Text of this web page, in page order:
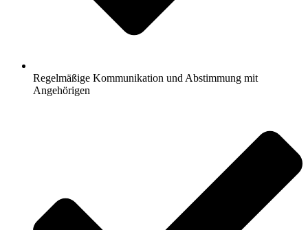
Regelmäßige Kommunikation und Abstimmung mit
Angehörigen